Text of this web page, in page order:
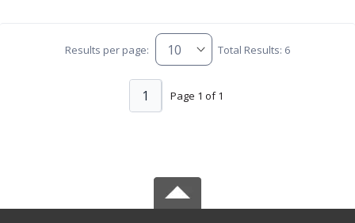
Results per page: Total Results: 6
Page 1 of 1
1